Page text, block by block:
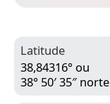
Latitude
38,84316° ou
38° 50′ 35″ norte